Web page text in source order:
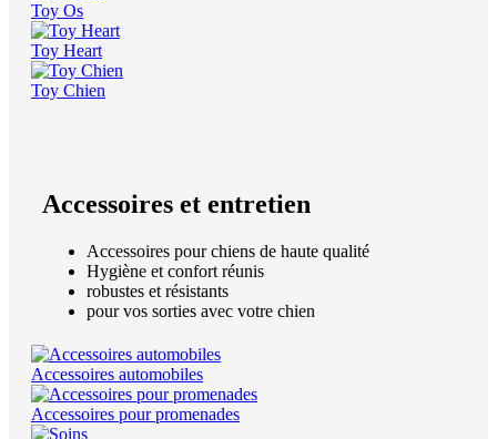
Toy Os
Toy Heart
Toy Chien
Accessoires et entretien
Accessoires pour chiens de haute qualité
Hygiène et confort réunis
robustes et résistants
pour vos sorties avec votre chien
Accessoires automobiles
Accessoires pour promenades